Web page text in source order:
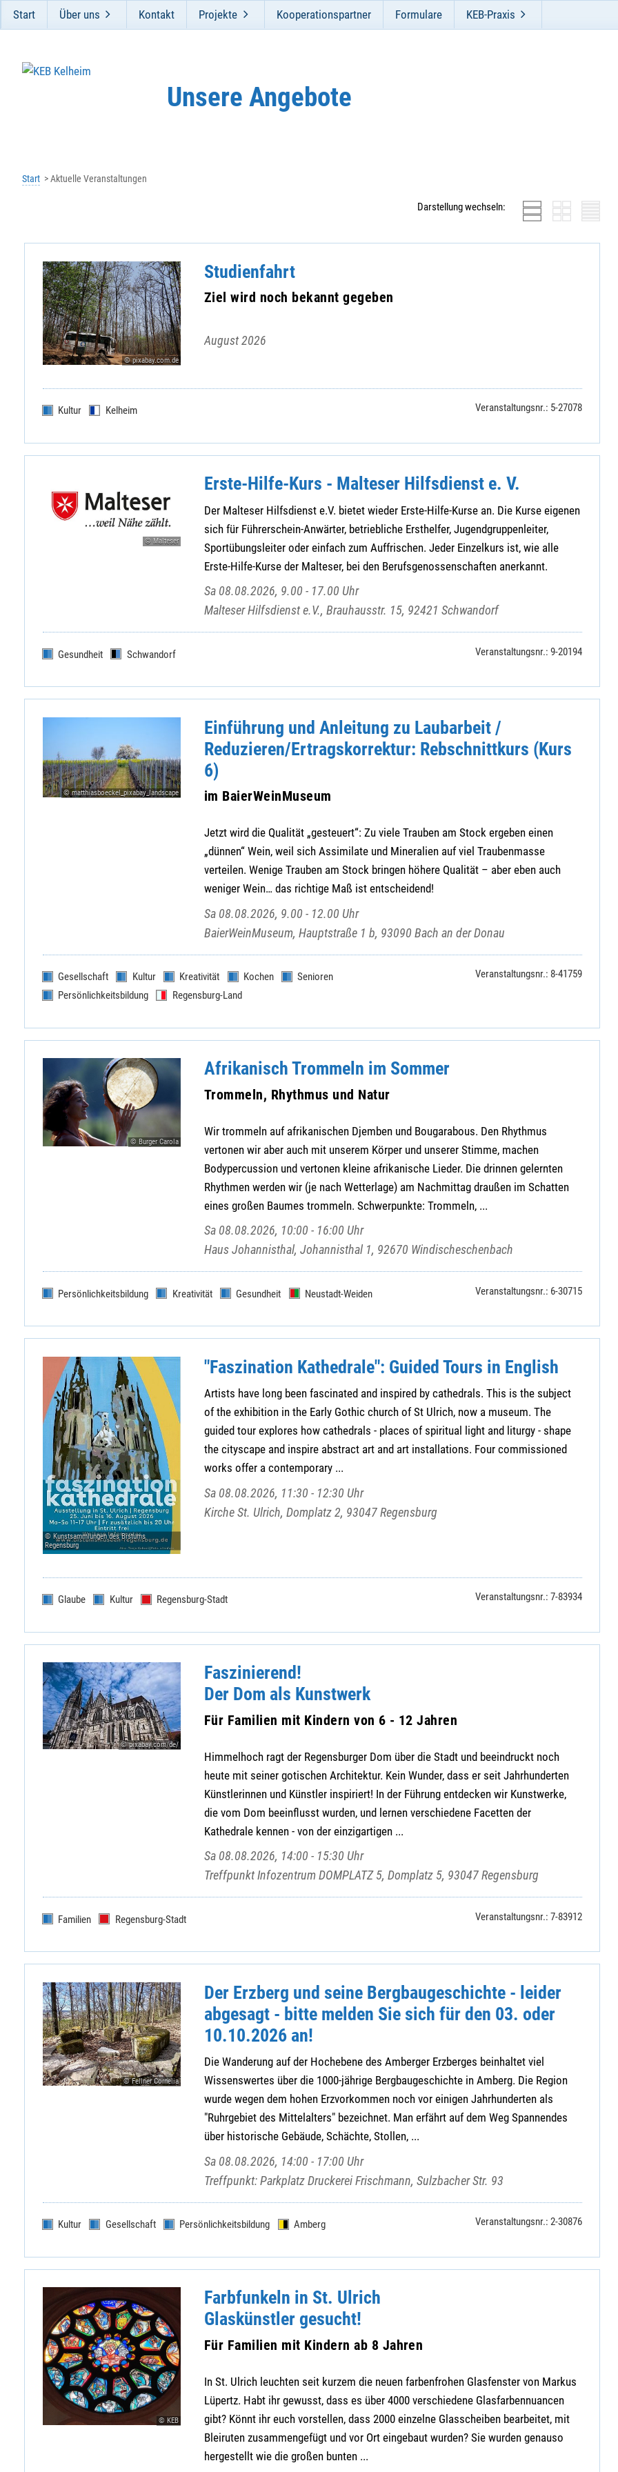
Start Über uns Kontakt Projekte Kooperationspartner Formulare KEB-Praxis
Unsere Angebote
Start Aktuelle Veranstaltungen
Darstellung wechseln:
© pixabay.com.de
Studienfahrt
Ziel wird noch bekannt gegeben
August 2026
Kultur Kelheim Veranstaltungsnr.: 5-27078
© Malteser
Erste-Hilfe-Kurs - Malteser Hilfsdienst e. V.
Der Malteser Hilfsdienst e.V. bietet wieder Erste-Hilfe-Kurse an. Die Kurse eigenen
sich für Führerschein-Anwärter, betriebliche Ersthelfer, Jugendgruppenleiter,
Sportübungsleiter oder einfach zum Auffrischen. Jeder Einzelkurs ist, wie alle
Erste-Hilfe-Kurse der Malteser, bei den Berufsgenossenschaften anerkannt.
Sa 08.08.2026, 9.00 - 17.00 Uhr
Malteser Hilfsdienst e.V., Brauhausstr. 15, 92421 Schwandorf
Gesundheit Schwandorf Veranstaltungsnr.: 9-20194
© matthiasboeckel_pixabay_landscape
Einführung und Anleitung zu Laubarbeit /
Reduzieren/Ertragskorrektur: Rebschnittkurs (Kurs
6)
im BaierWeinMuseum
Jetzt wird die Qualität „gesteuert“: Zu viele Trauben am Stock ergeben einen
„dünnen“ Wein, weil sich Assimilate und Mineralien auf viel Traubenmasse
verteilen. Wenige Trauben am Stock bringen höhere Qualität – aber eben auch
weniger Wein… das richtige Maß ist entscheidend!
Sa 08.08.2026, 9.00 - 12.00 Uhr
BaierWeinMuseum, Hauptstraße 1 b, 93090 Bach an der Donau
Gesellschaft Kultur Kreativität Kochen
Senioren
Persönlichkeitsbildung
Regensburg-Land
Veranstaltungsnr.: 8-41759
© Burger Carola
Afrikanisch Trommeln im Sommer
Trommeln, Rhythmus und Natur
Wir trommeln auf afrikanischen Djemben und Bougarabous. Den Rhythmus
vertonen wir aber auch mit unserem Körper und unserer Stimme, machen
Bodypercussion und vertonen kleine afrikanische Lieder. Die drinnen gelernten
Rhythmen werden wir (je nach Wetterlage) am Nachmittag draußen im Schatten
eines großen Baumes trommeln. Schwerpunkte: Trommeln, ...
Sa 08.08.2026, 10:00 - 16:00 Uhr
Haus Johannisthal, Johannisthal 1, 92670 Windischeschenbach
Persönlichkeitsbildung Kreativität Gesundheit Neustadt-Weiden Veranstaltungsnr.: 6-30715
© Kunstsammlungen des Bistums
Regensburg
"Faszination Kathedrale": Guided Tours in English
Artists have long been fascinated and inspired by cathedrals. This is the subject
of the exhibition in the Early Gothic church of St Ulrich, now a museum. The
guided tour explores how cathedrals - places of spiritual light and liturgy - shape
the cityscape and inspire abstract art and art installations. Four commissioned
works offer a contemporary ...
Sa 08.08.2026, 11:30 - 12:30 Uhr
Kirche St. Ulrich, Domplatz 2, 93047 Regensburg
Glaube Kultur Regensburg-Stadt Veranstaltungsnr.: 7-83934
© pixabay.com/de/
Faszinierend!
Der Dom als Kunstwerk
Für Familien mit Kindern von 6 - 12 Jahren
Himmelhoch ragt der Regensburger Dom über die Stadt und beeindruckt noch
heute mit seiner gotischen Architektur. Kein Wunder, dass er seit Jahrhunderten
Künstlerinnen und Künstler inspiriert! In der Führung entdecken wir Kunstwerke,
die vom Dom beeinflusst wurden, und lernen verschiedene Facetten der
Kathedrale kennen - von der einzigartigen ...
Sa 08.08.2026, 14:00 - 15:30 Uhr
Treffpunkt Infozentrum DOMPLATZ 5, Domplatz 5, 93047 Regensburg
Familien Regensburg-Stadt Veranstaltungsnr.: 7-83912
© Fellner Cornelia
Der Erzberg und seine Bergbaugeschichte - leider
abgesagt - bitte melden Sie sich für den 03. oder
10.10.2026 an!
Die Wanderung auf der Hochebene des Amberger Erzberges beinhaltet viel
Wissenswertes über die 1000-jährige Bergbaugeschichte in Amberg. Die Region
wurde wegen dem hohen Erzvorkommen noch vor einigen Jahrhunderten als
"Ruhrgebiet des Mittelalters" bezeichnet. Man erfährt auf dem Weg Spannendes
über historische Gebäude, Schächte, Stollen, ...
Sa 08.08.2026, 14:00 - 17:00 Uhr
Treffpunkt: Parkplatz Druckerei Frischmann, Sulzbacher Str. 93
Kultur Gesellschaft Persönlichkeitsbildung Amberg Veranstaltungsnr.: 2-30876
© KEB
Farbfunkeln in St. Ulrich
Glaskünstler gesucht!
Für Familien mit Kindern ab 8 Jahren
In St. Ulrich leuchten seit kurzem die neuen farbenfrohen Glasfenster von Markus
Lüpertz. Habt ihr gewusst, dass es über 4000 verschiedene Glasfarbennuancen
gibt? Könnt ihr euch vorstellen, dass 2000 einzelne Glasscheiben bearbeitet, mit
Bleiruten zusammengefügt und vor Ort eingebaut wurden? Sie wurden genauso
hergestellt wie die großen bunten ...